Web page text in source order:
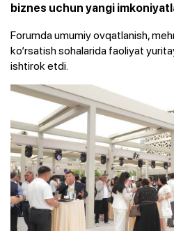
biznes uchun yangi
Forumda umumiy ovqatlanish,
ko‘rsatish sohalarida faoliyat
ishtirok etdi.